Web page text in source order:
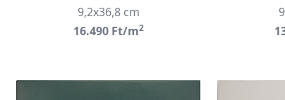
9,2x36,8 cm
16.490 Ft/m2